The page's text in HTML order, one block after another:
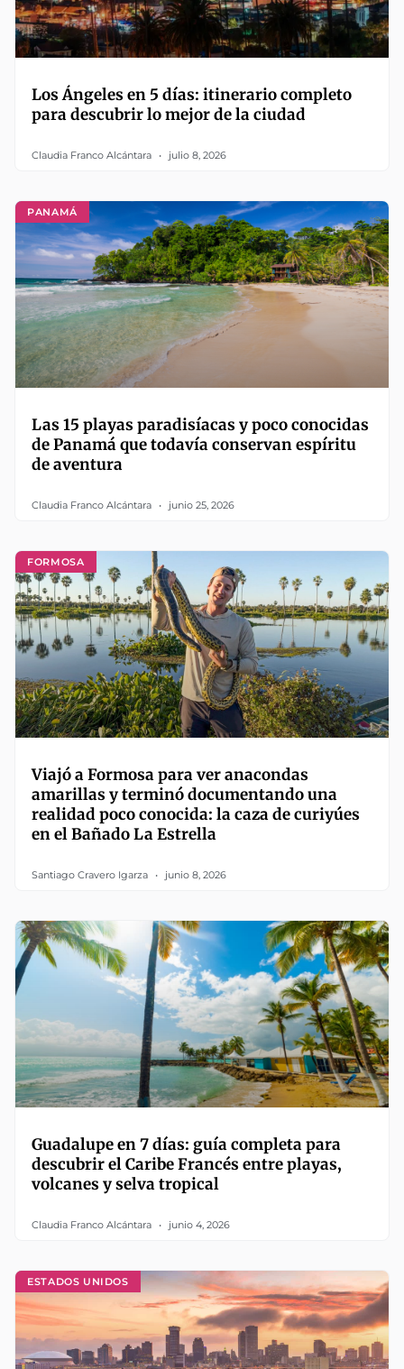
Los Ángeles en 5 días: itinerario completo
para descubrir lo mejor de la ciudad
Claudia Franco Alcántara julio 8, 2026
PANAMÁ
Las 15 playas paradisíacas y poco conocidas
de Panamá que todavía conservan espíritu
de aventura
Claudia Franco Alcántara junio 25, 2026
FORMOSA
Viajó a Formosa para ver anacondas
amarillas y terminó documentando una
realidad poco conocida: la caza de curiyúes
en el Bañado La Estrella
Santiago Cravero Igarza junio 8, 2026
Guadalupe en 7 días: guía completa para
descubrir el Caribe Francés entre playas,
volcanes y selva tropical
Claudia Franco Alcántara junio 4, 2026
ESTADOS UNIDOS